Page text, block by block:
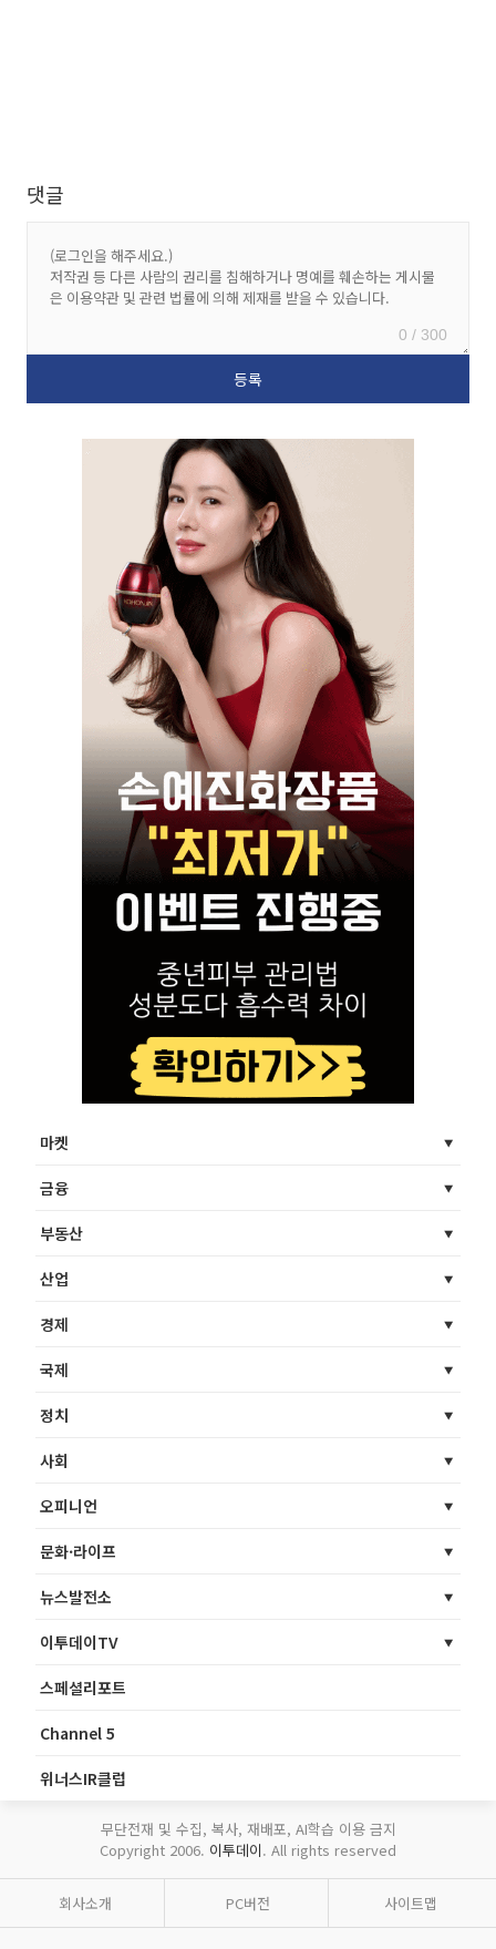
댓글
0 / 300
마켓
금융
부동산
산업
경제
국제
정치
사회
오피니언
문화·라이프
뉴스발전소
이투데이TV
스페셜리포트
Channel 5
위너스IR클럽
무단전재 및 수집, 복사, 재배포, AI학습 이용 금지
Copyright 2006. 이투데이. All rights reserved
회사소개 PC버전 사이트맵